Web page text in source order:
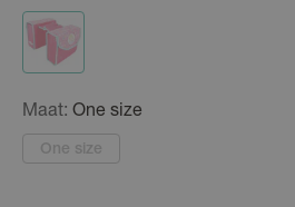
Maat: One size
One size